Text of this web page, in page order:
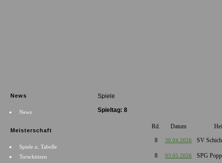
News
News
Meisterschaft
Spiele u. Tabelle
Torschützen
Spiele
Spieltag: 8
Rd. Datum
8
30.04.2026 SV
8 03.05.2026 SPG